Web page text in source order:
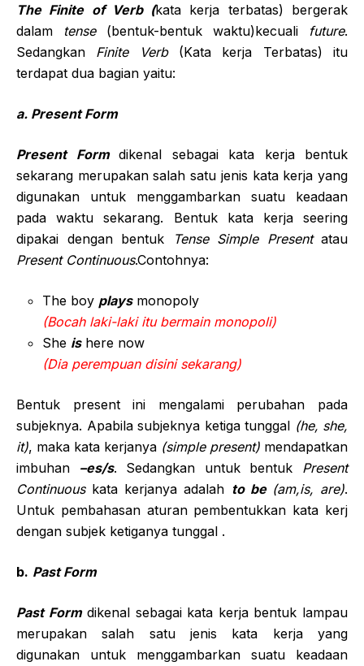
The Finite of Verb (kata kerja terbatas) bergerak
dalam tense(bentuk-bentuk waktu)kecuali future.
Sedangkan Finite Verb(Kata kerja Terbatas) itu
terdapat dua bagian yaitu:
a. Present Form
Present Form dikenal sebagai kata kerja bentuk
sekarang merupakan salah satu jenis kata kerja yang
digunakan untuk menggambarkan suatu keadaan
pada waktu sekarang. Bentuk kata kerja seering
dipakai dengan bentuk Tense Simple Presentatau
Present Continuous.Contohnya:
The boy playsmonopoly
(Bocah laki-laki itu bermain monopoli)
She ishere now
(Dia perempuan disini sekarang)
Bentuk present ini mengalami perubahan pada
subjeknya. Apabila subjeknya ketiga tunggal (he, she,
it), maka kata kerjanya (simple present) mendapatkan
imbuhan –es/s. Sedangkan untuk bentuk Present
Continuouskata kerjanya adalah to be (am,is, are).
Untuk pembahasan aturan pembentukkan kata kerj
dengan subjek ketiganya tunggal .
b. Past Form
Past Formdikenal sebagai kata kerja bentuk lampau
merupakan salah satu jenis kata kerja yang
digunakan untuk menggambarkan suatu keadaan